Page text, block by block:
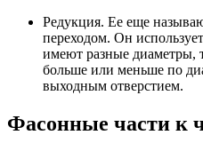
Редукция. Ее еще
переходом. Он
имеют разные диаметры,
больше или меньше по
выходным отверстием.
Фасонные части к